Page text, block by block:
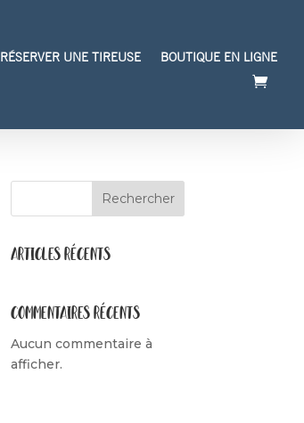
RÉSERVER UNE TIREUSE BOUTIQUE EN LIGNE
Rechercher
Articles récents
Commentaires récents
Aucun commentaire à
afficher.